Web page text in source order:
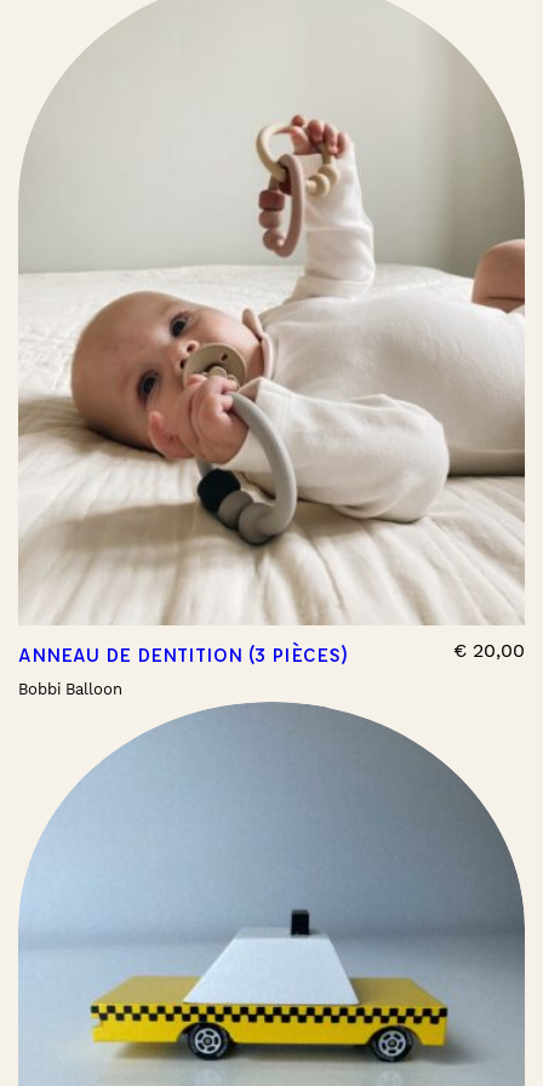
ANNEAU DE DENTITION (3 PIÈCES)
Bobbi Balloon
€ 20,00